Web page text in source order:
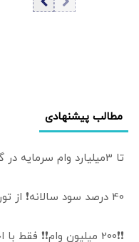
بالستیک/ یمن
مطالب پیشنهادی
تا 3میلیارد وام سرمایه در گردش فروشندگان
40 درصد سود سالانه❗ از تورم جا نمونی😲
❗❗200 میلیون وام❗❗ فقط با احراز هویت